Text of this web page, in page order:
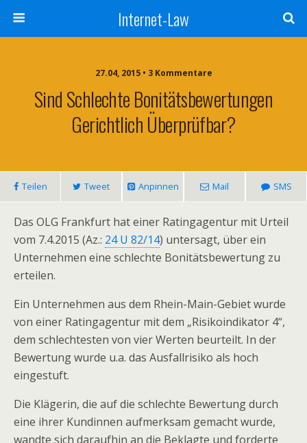
Internet-Law
27.04, 2015 • 3 Kommentare
Sind Schlechte Bonitätsbewertungen
Gerichtlich Überprüfbar?
Teilen Tweet Anpinnen Mail SMS
Das OLG Frankfurt hat einer Ratingagentur mit Urteil
vom 7.4.2015 (Az.: 24 U 82/14) untersagt, über ein
Unternehmen eine schlechte Bonitätsbewertung zu
erteilen.
Ein Unternehmen aus dem Rhein-Main-Gebiet wurde
von einer Ratingagentur mit dem „Risikoindikator 4“,
dem schlechtesten von vier Werten beurteilt. In der
Bewertung wurde u.a. das Ausfallrisiko als hoch
eingestuft.
Die Klägerin, die auf die schlechte Bewertung durch
eine ihrer Kundinnen aufmerksam gemacht wurde,
wandte sich daraufhin an die Beklagte und forderte